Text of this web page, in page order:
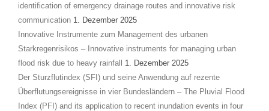
identification of emergency drainage routes and innovative risk
communication 1. Dezember 2025
Innovative Instrumente zum Management des urbanen
Starkregenrisikos – Innovative instruments for managing urban
flood risk due to heavy rainfall
1. Dezember 2025
Der Sturzflutindex (SFI) und seine Anwendung auf rezente
Überflutungsereignisse in vier Bundesländern – The Pluvial Flood
Index (PFI) and its application to recent inundation events in four